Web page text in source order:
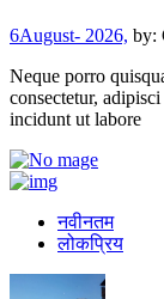
6August- 2026, by:
Neque porro
consectetur,
incidunt ut labore
नवीनतम
लोकप्रिय